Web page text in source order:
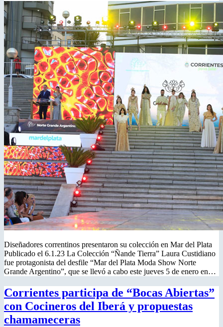
Diseñadores correntinos presentaron su colección en Mar del Plata
Publicado el 6.1.23 La Colección “Ñande Tierra” Laura Custidiano
fue protagonista del desfile “Mar del Plata Moda Show Norte
Grande Argentino”, que se llevó a cabo este jueves 5 de enero en…
Corrientes participa de “Bocas Abiertas”
con Cocineros del Iberá y propuestas
chamameceras